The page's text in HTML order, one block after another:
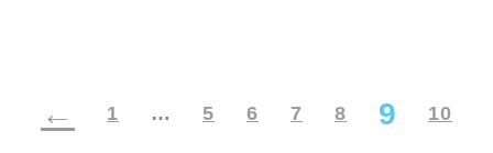
Navigation
1 … 5 6 7 8 9 10